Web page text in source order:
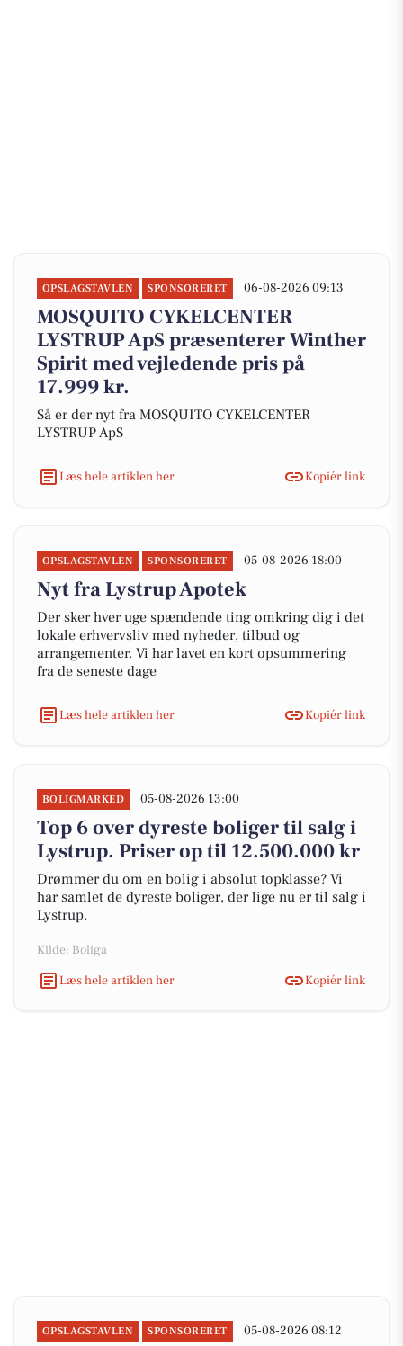
OPSLAGSTAVLEN SPONSORERET 06-08-2026 09:13
MOSQUITO CYKELCENTER
LYSTRUP ApS præsenterer Winther
Spirit med vejledende pris på
17.999 kr.
Så er der nyt fra MOSQUITO CYKELCENTER
LYSTRUP ApS
Læs hele artiklen her Kopiér link
OPSLAGSTAVLEN SPONSORERET 05-08-2026 18:00
Nyt fra Lystrup Apotek
Der sker hver uge spændende ting omkring dig i det
lokale erhvervsliv med nyheder, tilbud og
arrangementer. Vi har lavet en kort opsummering
fra de seneste dage
Læs hele artiklen her Kopiér link
BOLIGMARKED 05-08-2026 13:00
Top 6 over dyreste boliger til salg i
Lystrup. Priser op til 12.500.000 kr
Drømmer du om en bolig i absolut topklasse? Vi
har samlet de dyreste boliger, der lige nu er til salg i
Lystrup.
Kilde: Boliga
Læs hele artiklen her
Kopiér link
OPSLAGSTAVLEN SPONSORERET 05-08-2026 08:12